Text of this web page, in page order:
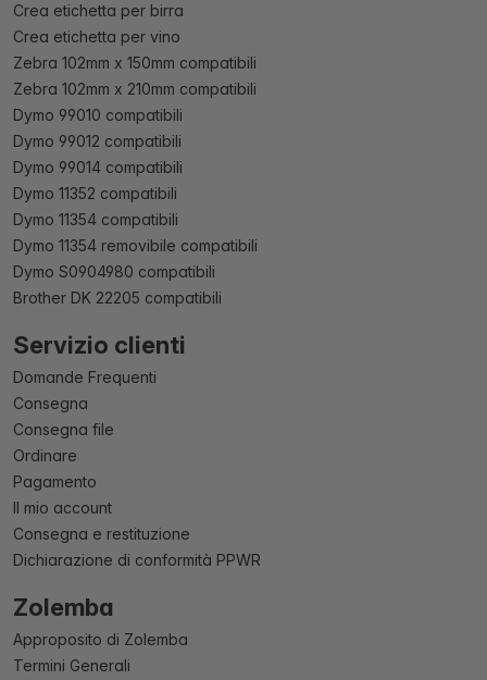
Crea etichetta per birra
Crea etichetta per vino
Zebra 102mm x 150mm compatibili
Zebra 102mm x 210mm compatibili
Dymo 99010 compatibili
Dymo 99012 compatibili
Dymo 99014 compatibili
Dymo 11352 compatibili
Dymo 11354 compatibili
Dymo 11354 removibile compatibili
Dymo S0904980 compatibili
Brother DK 22205 compatibili
Servizio clienti
Domande Frequenti
Consegna
Consegna file
Ordinare
Pagamento
Il mio account
Consegna e restituzione
Dichiarazione di conformità PPWR
Zolemba
Approposito di Zolemba
Termini Generali